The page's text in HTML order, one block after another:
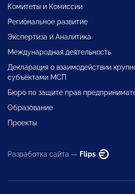
Комитеты и Комиссии
Региональное развитие
Экспертиза и Аналитика
Международная деятельность
Декларация о взаимодействии
субъектами МСП
Бюро по защите прав
Образование
Проекты
Разработка сайта — Flips